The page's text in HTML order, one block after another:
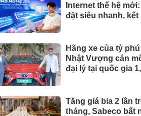
Internet thế hệ
đặt siêu nhanh, kết
Hãng xe của tỷ
Nhật Vượng cán
đại lý tại quốc gia
Tăng giá bia 2 lần
tháng, Sabeco bất